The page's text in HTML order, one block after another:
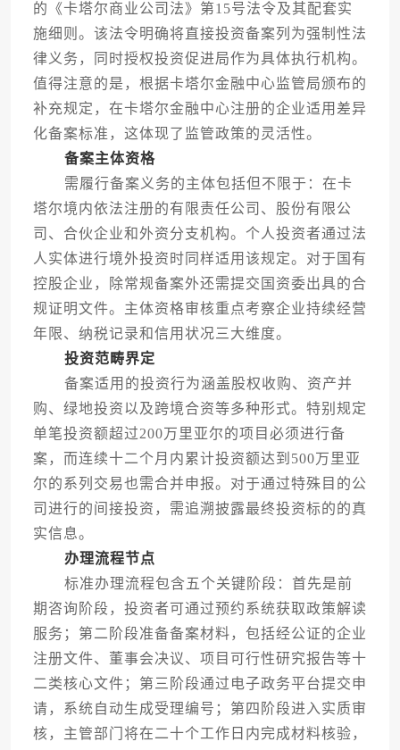
的《卡塔尔商业公司法》第15号法令及其配套实
施细则。该法令明确将直接投资备案列为强制性法
律义务，同时授权投资促进局作为具体执行机构。
值得注意的是，根据卡塔尔金融中心监管局颁布的
补充规定，在卡塔尔金融中心注册的企业适用差异
化备案标准，这体现了监管政策的灵活性。
备案主体资格
需履行备案义务的主体包括但不限于：在卡
塔尔境内依法注册的有限责任公司、股份有限公
司、合伙企业和外资分支机构。个人投资者通过法
人实体进行境外投资时同样适用该规定。对于国有
控股企业，除常规备案外还需提交国资委出具的合
规证明文件。主体资格审核重点考察企业持续经营
年限、纳税记录和信用状况三大维度。
投资范畴界定
备案适用的投资行为涵盖股权收购、资产并
购、绿地投资以及跨境合资等多种形式。特别规定
单笔投资额超过200万里亚尔的项目必须进行备
案，而连续十二个月内累计投资额达到500万里亚
尔的系列交易也需合并申报。对于通过特殊目的公
司进行的间接投资，需追溯披露最终投资标的的真
实信息。
办理流程节点
标准办理流程包含五个关键阶段：首先是前
期咨询阶段，投资者可通过预约系统获取政策解读
服务；第二阶段准备备案材料，包括经公证的企业
注册文件、董事会决议、项目可行性研究报告等十
二类核心文件；第三阶段通过电子政务平台提交申
请，系统自动生成受理编号；第四阶段进入实质审
核，主管部门将在二十个工作日内完成材料核验，